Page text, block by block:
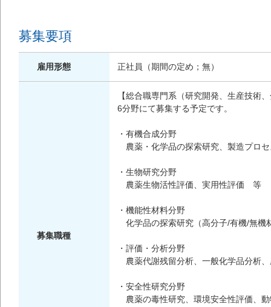
募集要項
雇用形態 正社員（期間の定め；無）
募集職種
【総合職専門系（研究開発、生産技術
6分野にて募集する予定です。
・有機合成分野
農薬・化学品の探索研究、製造プロ
・生物研究分野
農薬生物活性評価、実用性評価 等
・機能性材料分野
化学品の探索研究（高分子/有機/無
・評価・分析分野
農薬代謝残留分析、一般化学品分析
・安全性研究分野
農薬の毒性研究、環境安全性評価、